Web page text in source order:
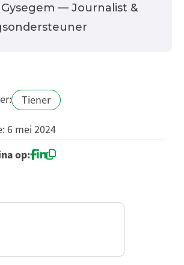
— Journalist &
Tiener
6 mei 2024
op: